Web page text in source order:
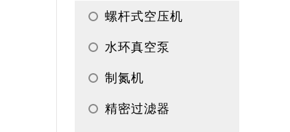
螺杆式空压机
水环真空泵
制氮机
精密过滤器